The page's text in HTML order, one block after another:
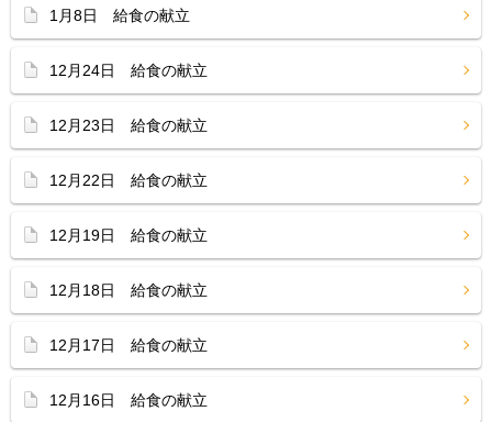
1月8日 給食の献立
12月24日 給食の献立
12月23日 給食の献立
12月22日 給食の献立
12月19日 給食の献立
12月18日 給食の献立
12月17日 給食の献立
12月16日 給食の献立